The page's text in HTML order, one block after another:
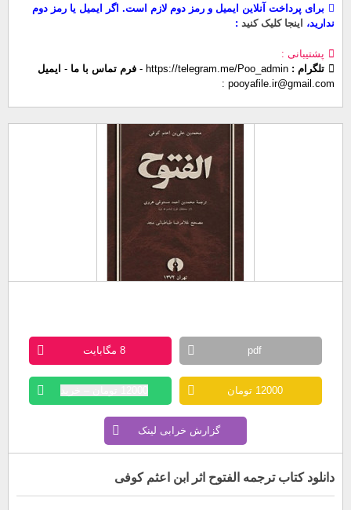
برای پرداخت آنلاین ایمیل و رمز دوم لازم است. اگر ایمیل یا رمز دوم
ندارید،
اینجا کلیک کنید
پشتیبانی
تلگرام : https://telegram.me/Poo_admin
- فرم تماس با ما - ایمیل
pooyafile.ir@gmail.com
pdf 8 مگابایت
12000 تومان
گزارش خرابی لینک
دانلود کتاب ترجمه الفتوح اثر ابن اعثم کوفی